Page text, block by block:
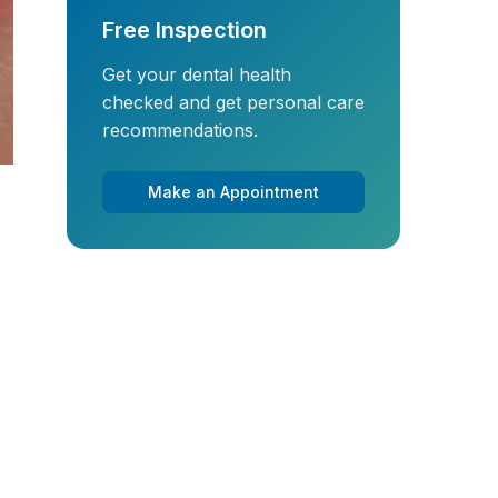
Free Inspection
Get your dental health
checked and get personal care
recommendations.
Make an Appointment